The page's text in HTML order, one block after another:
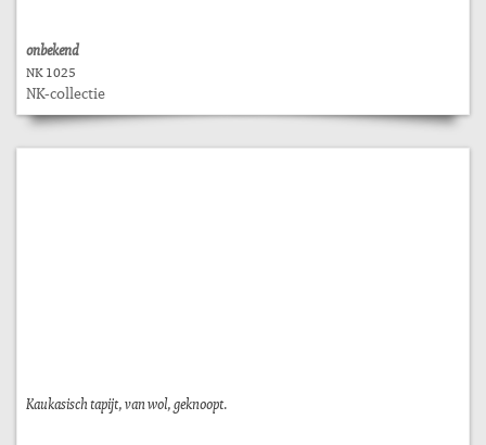
onbekend
NK 1025
NK-collectie
Kaukasisch tapijt, van wol, geknoopt.